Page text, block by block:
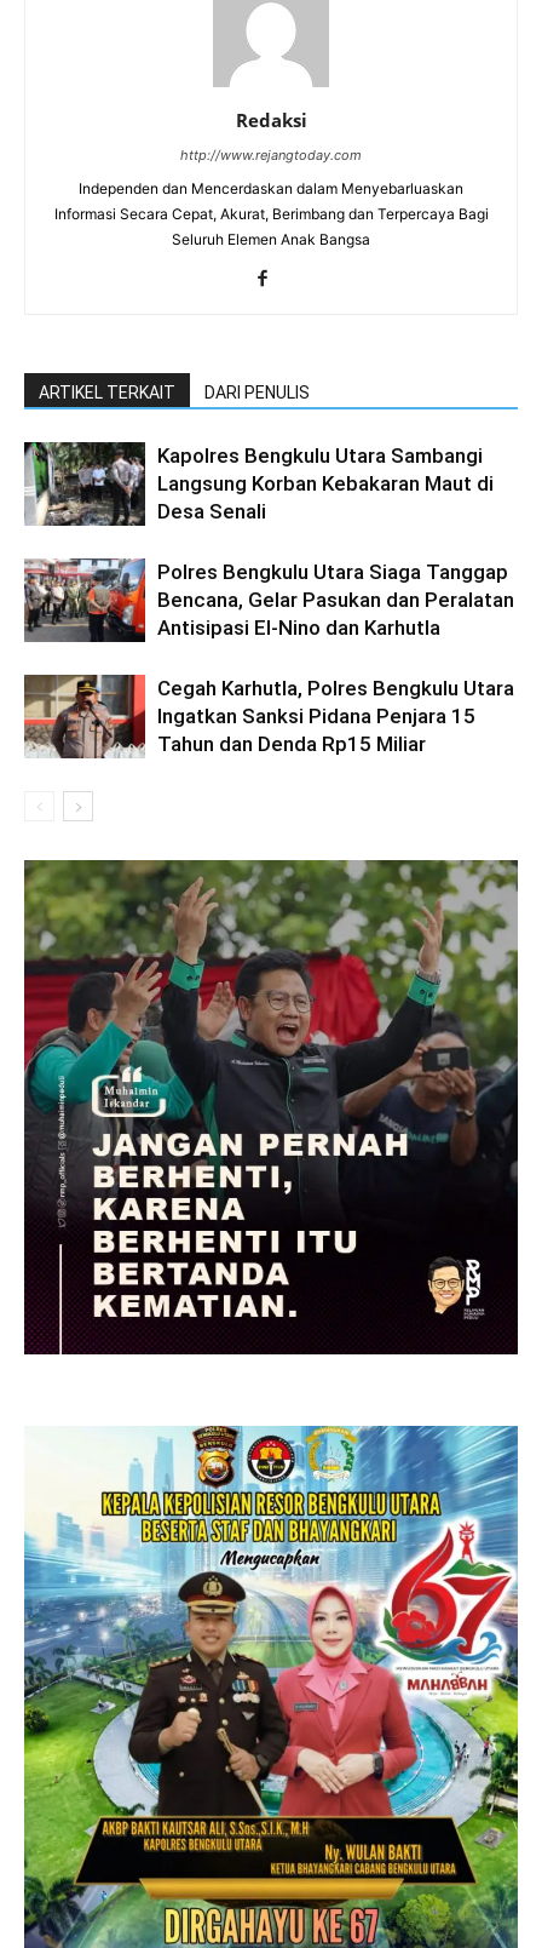
Redaksi
http://www.rejangtoday.com
Independen dan Mencerdaskan dalam Menyebarluaskan
Informasi Secara Cepat, Akurat, Berimbang dan Terpercaya Bagi
Seluruh Elemen Anak Bangsa
ARTIKEL TERKAIT DARI PENULIS
Kapolres Bengkulu Utara Sambangi
Langsung Korban Kebakaran Maut di
Desa Senali
Polres Bengkulu Utara Siaga Tanggap
Bencana, Gelar Pasukan dan Peralatan
Antisipasi El-Nino dan Karhutla
Cegah Karhutla, Polres Bengkulu Utara
Ingatkan Sanksi Pidana Penjara 15
Tahun dan Denda Rp15 Miliar